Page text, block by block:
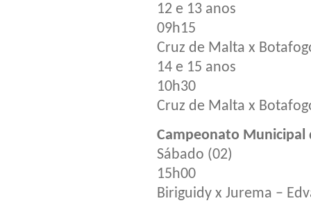
12 e 13 anos
09h15
Cruz de Malta x
14 e 15 anos
10h30
Cruz de Malta x
Campeonato Municipal
Sábado (02)
15h00
Biriguidy x Jurema –